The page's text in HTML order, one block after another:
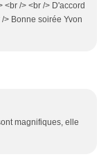
<br /> <br /> D'accord
> Bonne soirée Yvon
magnifiques, elle